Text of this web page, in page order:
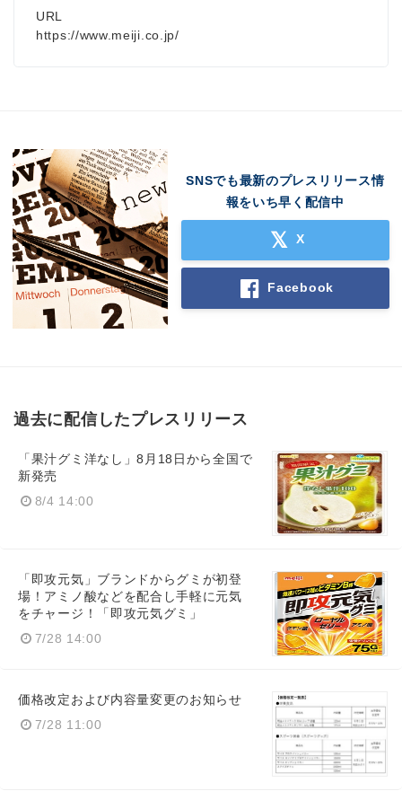
URL
https://www.meiji.co.jp/
SNSでも最新のプレスリリース情
報をいち早く配信中
X
Facebook
過去に配信したプレスリリース
「果汁グミ洋なし」8月18日から全国で
新発売
8/4 14:00
「即攻元気」ブランドからグミが初登
場！アミノ酸などを配合し手軽に元気
をチャージ！「即攻元気グミ」
7/28 14:00
価格改定および内容量変更のお知らせ
7/28 11:00